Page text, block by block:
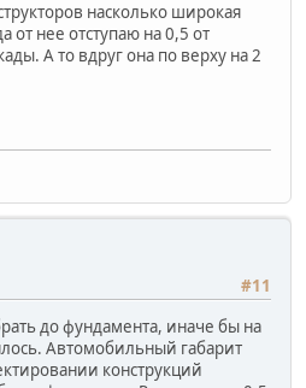
насколько широкая
от нее отступаю на 0,5 от
А то вдруг она по верху на 2
#11
до фундамента, иначе бы на
Автомобильный габарит
конструкций